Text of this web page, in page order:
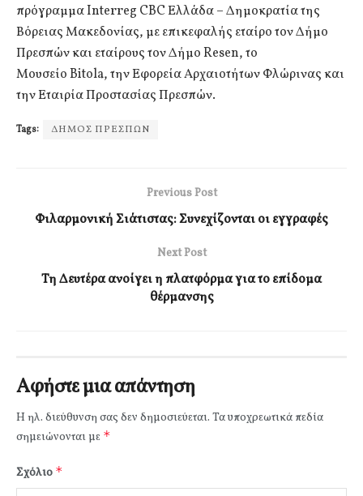
πρόγραμμα Interreg CBC Ελλάδα – Δημοκρατία της
Βόρειας Μακεδονίας, με επικεφαλής εταίρο τον Δήμο
Πρεσπών και εταίρους τον Δήμο Resen, το
Μουσείο Bitola, την Εφορεία Αρχαιοτήτων Φλώρινας και
την Εταιρία Προστασίας Πρεσπών.
Tags: ΔΗΜΟΣ ΠΡΕΣΠΩΝ
Previous Post
Φιλαρμονική Σιάτιστας: Συνεχίζονται οι εγγραφές
Next Post
Τη Δευτέρα ανοίγει η πλατφόρμα για το επίδομα
θέρμανσης
Αφήστε μια απάντηση
Η ηλ. διεύθυνση σας δεν δημοσιεύεται. Τα υποχρεωτικά πεδία
σημειώνονται με *
Σχόλιο *